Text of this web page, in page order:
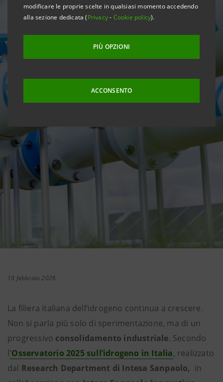
modificare le proprie scelte in qualsiasi momento accedendo
alla sezione dedicata (Privacy- Cookie policy).
PIÙ OPZIONI
ACCONSENTO
19 febbraio 2026
La filiera italiana dell’idrogeno continua a crescere.
Non si parla più solo di sperimentazione, ma di un
progressivo consolidamento industriale. Secondo
l'Osservatorio 2025 sull’idrogeno in Italia, realizzato
dal Research Department di Intesa Sanpaolo, in